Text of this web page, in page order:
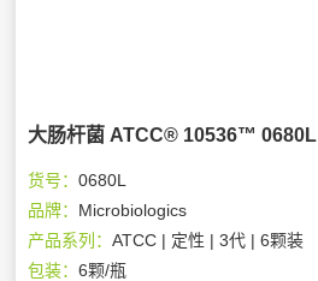
大肠杆菌 ATCC® 10536™ 0680L
货号：0680L
品牌： Microbiologics
产品系列：ATCC | 定性 | 3代 | 6颗装
包装：6颗/瓶